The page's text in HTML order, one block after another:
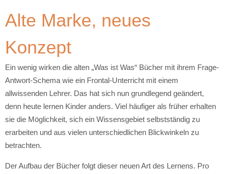
Alte Marke, neues
Konzept
Ein wenig wirken die alten „Was ist Was“ Bücher mit ihrem Frage-
Antwort-Schema wie ein Frontal-Unterricht mit einem
allwissenden Lehrer. Das hat sich nun grundlegend geändert,
denn heute lernen Kinder anders. Viel häufiger als früher erhalten
sie die Möglichkeit, sich ein Wissensgebiet selbstständig zu
erarbeiten und aus vielen unterschiedlichen Blickwinkeln zu
betrachten.
Der Aufbau der Bücher folgt dieser neuen Art des Lernens. Pro